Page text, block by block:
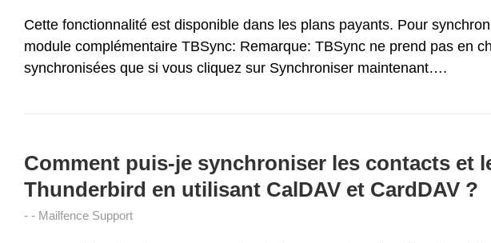
Cette fonctionnalité est disponible dans les plans payants. Pour
module complémentaire TBSync: Remarque: TBSync ne prend pas en
synchronisées que si vous cliquez sur Synchroniser maintenant….
Comment puis-je synchroniser les contacts et
Thunderbird en utilisant CalDAV et CardDAV ?
Mailfence Support